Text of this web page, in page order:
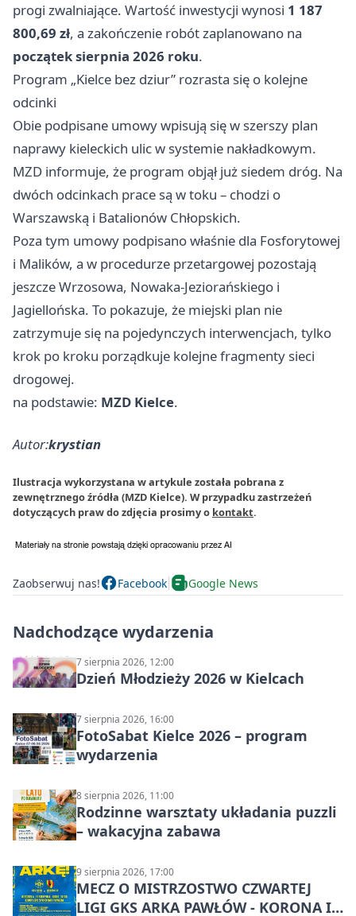
progi zwalniające. Wartość inwestycji wynosi 1 187
800,69 zł, a zakończenie robót zaplanowano na
początek sierpnia 2026 roku.
Program „Kielce bez dziur” rozrasta się o kolejne
odcinki
Obie podpisane umowy wpisują się w szerszy plan
naprawy kieleckich ulic w systemie nakładkowym.
MZD informuje, że program objął już siedem dróg. Na
dwóch odcinkach prace są w toku – chodzi o
Warszawską i Batalionów Chłopskich.
Poza tym umowy podpisano właśnie dla Fosforytowej
i Malików, a w procedurze przetargowej pozostają
jeszcze Wrzosowa, Nowaka-Jeziorańskiego i
Jagiellońska. To pokazuje, że miejski plan nie
zatrzymuje się na pojedynczych interwencjach, tylko
krok po kroku porządkuje kolejne fragmenty sieci
drogowej.
na podstawie: MZD Kielce.
Autor:krystian
Ilustracja wykorzystana w artykule została pobrana z
zewnętrznego źródła (MZD Kielce). W przypadku zastrzeżeń
dotyczących praw do zdjęcia prosimy o kontakt.
Zaobserwuj nas! Facebook Google News
Nadchodzące wydarzenia
7 sierpnia 2026, 12:00
Dzień Młodzieży 2026 w Kielcach
7 sierpnia 2026, 16:00
FotoSabat Kielce 2026 – program
wydarzenia
8 sierpnia 2026, 11:00
Rodzinne warsztaty układania puzzli
– wakacyjna zabawa
9 sierpnia 2026, 17:00
MECZ O MISTRZOSTWO CZWARTEJ
LIGI GKS ARKA PAWŁÓW - KORONA III